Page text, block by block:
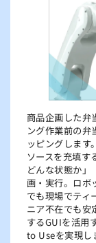
商品企画した弁
ング作業前の弁
ッピングします
ソースを充填す
どんな状態か」
画・実行。ロボ
でも現場でティ
ニア不在でも安
するGUIを活用
to Useを実現し